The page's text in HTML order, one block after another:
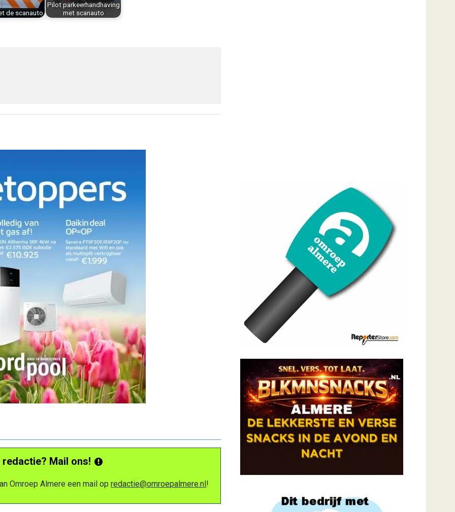
de scanauto
Pilot parkeerhandhaving
met scanauto
Mail ons!
Omroep Almere een mail opredactie@omroepalmere.nl!